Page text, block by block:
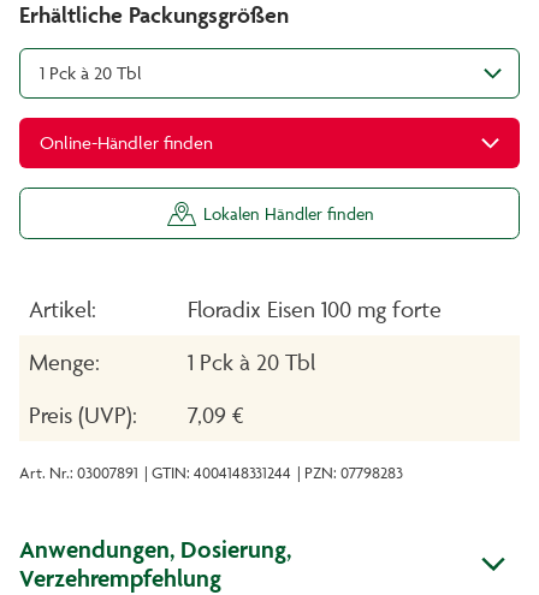
Erhältliche Packungsgrößen
1 Pck à 20 Tbl
Online-Händler finden
Lokalen Händler finden
Artikel:
Floradix Eisen 100 mg forte
Menge:
1 Pck à 20 Tbl
Preis (UVP):
7,09 €
Art. Nr.: 03007891 | GTIN: 4004148331244 | PZN: 07798283
Anwendungen, Dosierung,
Verzehrempfehlung